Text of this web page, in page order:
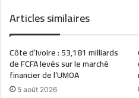
Articles similaires
Côte d’Ivoire : 53,181 milliards
de FCFA levés sur le marché
financier de l’UMOA
5 août 2026